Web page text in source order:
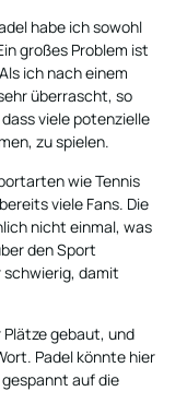
habe ich sowohl
großes Problem ist
ich nach einem
überrascht, so
viele potenzielle
zu spielen.
wie Tennis
viele Fans. Die
nicht einmal, was
den Sport
schwierig, damit
gebaut, und
Padel könnte hier
auf die